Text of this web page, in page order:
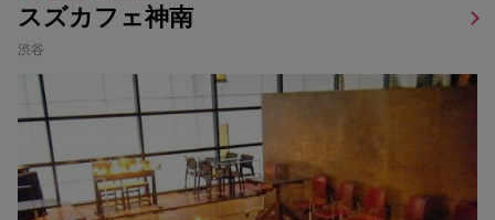
スズカフェ神南
渋谷